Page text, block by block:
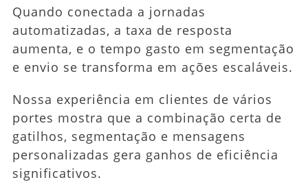
Quando conectada a jornadas
automatizadas, a taxa de resposta
aumenta, e o tempo gasto em segmentação
e envio se transforma em ações escaláveis.
Nossa experiência em clientes de vários
portes mostra que a combinação certa de
gatilhos, segmentação e mensagens
personalizadas gera ganhos de eficiência
significativos.